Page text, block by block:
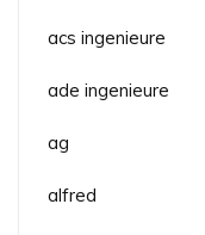
acs ingenieure
ade ingenieure
ag
alfred